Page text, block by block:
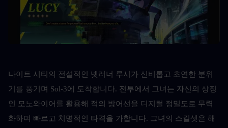
나이트 시티의 전설적인 넷러너 루시가 신비롭고 초연한 분위
기를 풍기며 Sol-3에 도착합니다. 전투에서 그녀는 자신의 상징
인 모노와이어를 활용해 적의 방어선을 디지털 정밀도로 무력
화하며 빠르고 치명적인 타격을 가합니다. 그녀의 스킬셋은 해